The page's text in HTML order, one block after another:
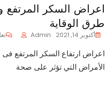
اعراض السكر
طرق الوقاية
أكتوبر 14, 2021 Admin
اعراض ارتفاع السكر المرتفع
الأمراض التي تؤثر على صحة